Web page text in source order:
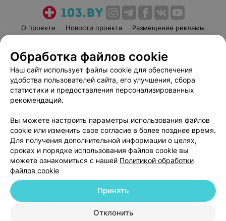
О проекте Новости проекта
Размещение рекламы
Пользовательское соглашение
Способы оплаты
Вакансии
Партнеры
Написать руководителю 103.by
Обработка персональных данных
© 2026 ООО «Артокс Лаб», УНП 191700409
| 220012, Республика Беларусь,
Обработка файлов cookie
Наш сайт использует файлы cookie для обеспечения
удобства пользователей сайта, его улучшения, сбора
статистики и предоставления персонализированных
рекомендаций.
Вы можете настроить параметры использования файлов
cookie или изменить свое согласие в более позднее время.
Для получения дополнительной информации о целях,
сроках и порядке использования файлов cookie вы
можете ознакомиться с нашей Политикой обработки
файлов cookie
Отклонить
Принять